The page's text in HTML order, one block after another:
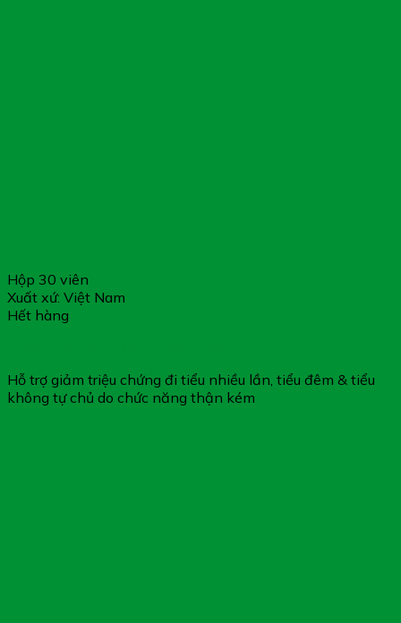
Hộp 30 viên
Xuất xứ: Việt Nam
Hết hàng
Hỗ trợ giảm triệu chứng đi tiểu nhiều lần, tiểu đêm & tiểu
không tự chủ do chức năng thận kém